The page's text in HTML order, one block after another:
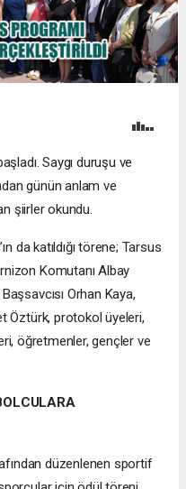
Saygı duruşu ve
günün anlam ve
şiirler okundu.
da katıldığı törene; Tarsus
Komutanı Albay
Orhan Kaya,
Öztürk, protokol üyeleri,
öğretmenler, gençler ve
düzenlenen sportif